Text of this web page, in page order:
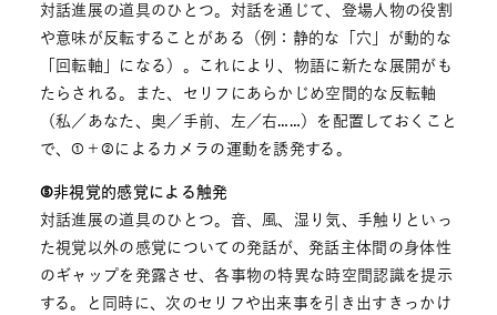
対話進展の道具のひとつ。対話を通じて、登場人物の役割
や意味が反転することがある（例：静的な「穴」が動的な
「回転軸」になる）。これにより、物語に新たな展開がも
たらされる。また、セリフにあらかじめ空間的な反転軸
（私／あなた、奥／手前、左／右……）を配置しておくこと
で、①＋②によるカメラの運動を誘発する。
⑤非視覚的感覚による触発
対話進展の道具のひとつ。音、風、湿り気、手触りといっ
た視覚以外の感覚についての発話が、発話主体間の身体性
のギャップを発露させ、各事物の特異な時空間認識を提示
する。と同時に、次のセリフや出来事を引き出すきっかけ